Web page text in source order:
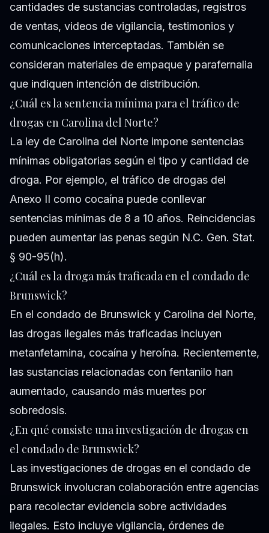
cantidades de sustancias controladas, registros
de ventas, videos de vigilancia, testimonios y
comunicaciones interceptadas. También se
consideran materiales de empaque y parafernalia
que indiquen intención de distribución.
¿Cuál es la sentencia mínima para el tráfico de
drogas en Carolina del Norte?
La ley de Carolina del Norte impone sentencias
mínimas obligatorias según el tipo y cantidad de
droga. Por ejemplo, el tráfico de drogas del
Anexo II como cocaína puede conllevar
sentencias mínimas de 8 a 10 años. Reincidencias
pueden aumentar las penas según N.C. Gen. Stat.
§ 90-95(h).
¿Cuál es la droga más traficada en el condado de
Brunswick?
En el condado de Brunswick y Carolina del Norte,
las drogas ilegales más traficadas incluyen
metanfetamina, cocaína y heroína. Recientemente,
las sustancias relacionadas con fentanilo han
aumentado, causando más muertes por
sobredosis.
¿En qué consiste una investigación de drogas en
el condado de Brunswick?
Las investigaciones de drogas en el condado de
Brunswick involucran colaboración entre agencias
para recolectar evidencia sobre actividades
ilegales. Esto incluye vigilancia, órdenes de